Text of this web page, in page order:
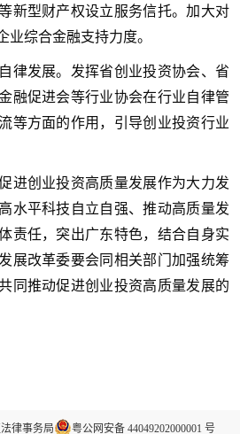
新型财产权设立服务信托。加大对
业综合金融支持力度。
发展。发挥省创业投资协会、省
融促进会等行业协会在行业自律管
等方面的作用，引导创业投资行业
创业投资高质量发展作为大力发
水平科技自立自强、推动高质量发
责任，突出广东特色，结合自身实
展改革委要会同相关部门加强统筹
同推动促进创业投资高质量发展的
律事务局 粤公网安备 44049202000001 号